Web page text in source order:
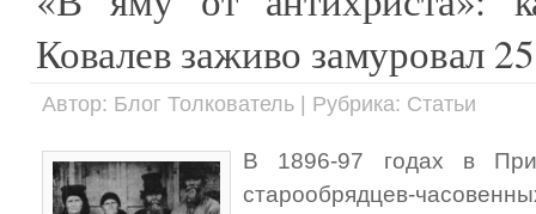
Ковалев заживо замуровал
Автор: Блог Толкователь | Рубрика: Статьи
В 1896-97 годах в
старообрядцев-